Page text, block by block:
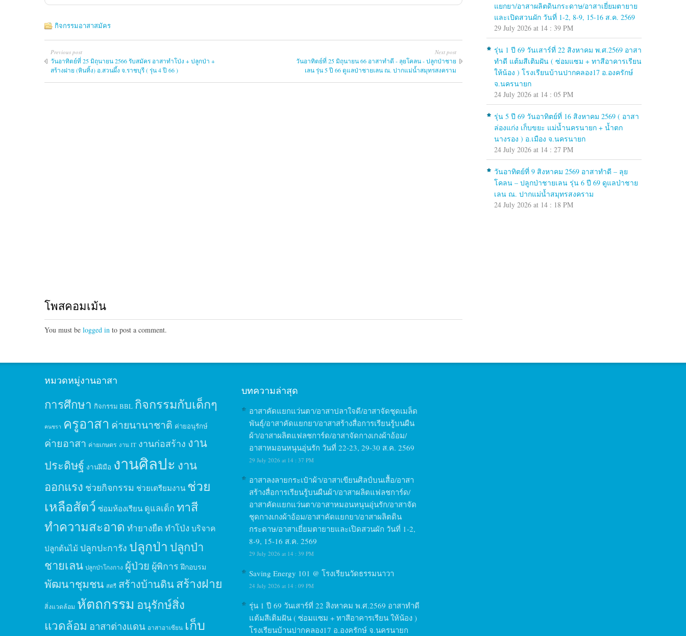
กิจกรรมอาสาสมัคร
Previous post
วันอาทิตย์ที่ 25 มิถุนายน 2566 รับสมัคร อาสาทำโป่ง + ปลูกป่า +
สร้างฝาย (หินทิ้ง) อ.สวนผึ้ง จ.ราชบุรี ( รุ่น 4 ปี 66 )
Next post
วันอาทิตย์ที่ 25 มิถุนายน 66 อาสาทำดี - ลุยโคลน - ปลูกป่าชาย
เลน รุ่น 5 ปี 66 ดูแลป่าชายเลน ณ. ปากแม่น้ำสมุทรสงคราม
โพสคอมเม้น
You must be logged in to post a comment.
แยกยา/อาสาผลิตดินกระดาษ/อาสาเยี่ยมตายาย
และเปิดสวนผัก วันที่ 1-2, 8-9, 15-16 ส.ค. 2569
29 July 2026 at 14 : 39 PM
รุ่น 1 ปี 69 วันเสาร์ที่ 22 สิงหาคม พ.ศ.2569 อาสา
ทำดี แต้มสีเติมฝัน ( ซ่อมแซม + ทาสีอาคารเรียน
ให้น้อง ) โรงเรียนบ้านปากคลอง17 อ.องครักษ์
จ.นครนายก
24 July 2026 at 14 : 05 PM
รุ่น 5 ปี 69 วันอาทิตย์ที่ 16 สิงหาคม 2569 ( อาสา
ล่องแก่ง เก็บขยะ แม่น้ำนครนายก + น้ำตก
นางรอง ) อ.เมือง จ.นครนายก
24 July 2026 at 14 : 27 PM
วันอาทิตย์ที่ 9 สิงหาคม 2569 อาสาทำดี – ลุย
โคลน – ปลูกป่าชายเลน รุ่น 6 ปี 69 ดูแลป่าชาย
เลน ณ. ปากแม่น้ำสมุทรสงคราม
24 July 2026 at 14 : 18 PM
หมวดหมู่งานอาสา
การศึกษา กิจกรรม BBL กิจกรรมกับเด็กๆ
คนชรา ครูอาสา ค่ายนานาชาติ ค่ายอนุรักษ์
ค่ายอาสา ค่ายเกษตร งาน IT งานก่อสร้าง งาน
ประดิษฐ์ งานฝีมือ งานศิลปะ งาน
ออกแรง ช่วยกิจกรรม ช่วยเตรียมงาน ช่วย
เหลือสัตว์ ซ่อมห้องเรียน ดูแลเด็ก ทาสี
ทำความสะอาด ทำยางยืด ทำโป่ง บริจาค
ปลูกต้นไม้ ปลูกปะการัง ปลูกป่า ปลูกป่า
ชายเลน ปลูกป่าโกงกาง ผู้ป่วย ผู้พิการ ฝึกอบรม
พัฒนาชุมชน สตรี สร้างบ้านดินสร้างฝาย
สิ่งแวดล้อม หัตถกรรม อนุรักษ์สิ่ง
แวดล้อม อาสาต่างแดน อาสาอาเซียน เก็บ
บทความล่าสุด
อาสาคัดแยกแว่นตา/อาสาปลาใจดี/อาสาจัดชุดเมล็ด
พันธุ์/อาสาคัดแยกยา/อาสาสร้างสื่อการเรียนรู้บนผืน
ผ้า/อาสาผลิตแฟลชการ์ด/อาสาจัดกางเกงผ้าอ้อม/
อาสาหมอนหนุนอุ่นรัก วันที่ 22-23, 29-30 ส.ค. 2569
29 July 2026 at 14 : 37 PM
อาสาลงลายกระเป๋าผ้า/อาสาเขียนศิลป์บนเสื้อ/อาสา
สร้างสื่อการเรียนรู้บนผืนผ้า/อาสาผลิตแฟลชการ์ด/
อาสาคัดแยกแว่นตา/อาสาหมอนหนุนอุ่นรัก/อาสาจัด
ชุดกางเกงผ้าอ้อม/อาสาคัดแยกยา/อาสาผลิตดิน
กระดาษ/อาสาเยี่ยมตายายและเปิดสวนผัก วันที่ 1-2,
8-9, 15-16 ส.ค. 2569
29 July 2026 at 14 : 39 PM
Saving Energy 101 @ โรงเรียนวัดธรรมนาวา
24 July 2026 at 14 : 09 PM
รุ่น 1 ปี 69 วันเสาร์ที่ 22 สิงหาคม พ.ศ.2569 อาสาทำดี
แต้มสีเติมฝัน ( ซ่อมแซม + ทาสีอาคารเรียน ให้น้อง )
โรงเรียนบ้านปากคลอง17 อ.องครักษ์ จ.นครนายก